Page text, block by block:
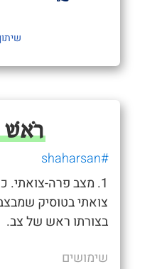
#shaharsan
1. מצב פרה-צואתי.
צואתי בטוסיק
בצורתו ראש של צב.
שימושים